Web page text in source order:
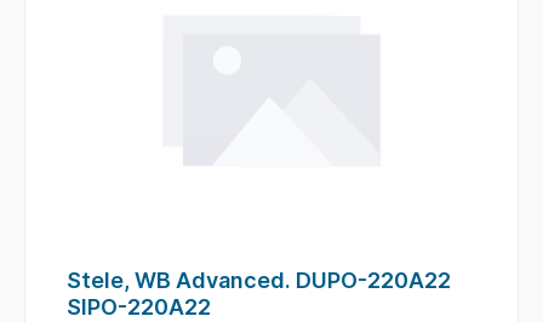
Stele, WB Advanced. DUPO-220A22
SIPO-220A22